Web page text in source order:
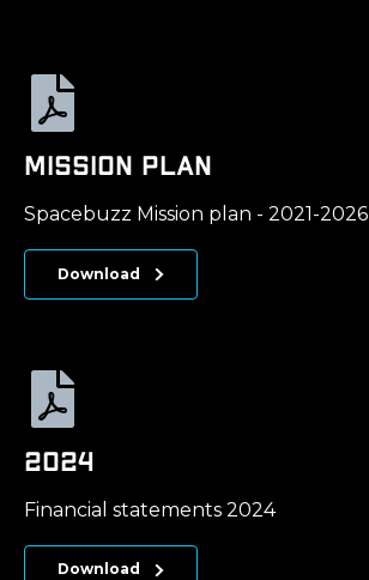
Mission pLan
Spacebuzz Mission plan - 2021-2026
Download
2024
Financial statements 2024
Download